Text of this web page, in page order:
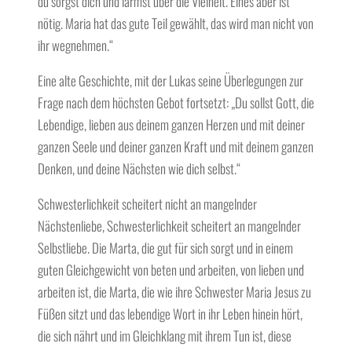
nötig. Maria hat das gute Teil gewählt, das wird man nicht von
ihr wegnehmen.“
Eine alte Geschichte, mit der Lukas seine Überlegungen zur
Frage nach dem höchsten Gebot fortsetzt: „Du sollst Gott, die
Lebendige, lieben aus deinem ganzen Herzen und mit deiner
ganzen Seele und deiner ganzen Kraft und mit deinem ganzen
Denken, und deine Nächsten wie dich selbst.“
Schwesterlichkeit scheitert nicht an mangelnder
Nächstenliebe, Schwesterlichkeit scheitert an mangelnder
Selbstliebe. Die Marta, die gut für sich sorgt und in einem
guten Gleichgewicht von beten und arbeiten, von lieben und
arbeiten ist, die Marta, die wie ihre Schwester Maria Jesus zu
Füßen sitzt und das lebendige Wort in ihr Leben hinein hört,
die sich nährt und im Gleichklang mit ihrem Tun ist, diese